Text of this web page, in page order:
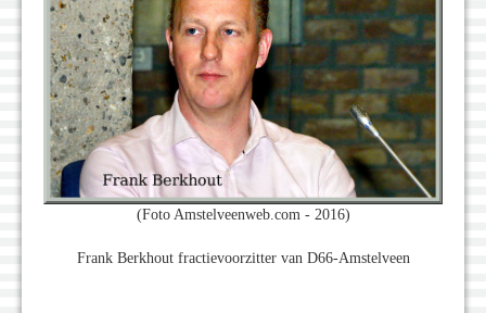
(Foto Amstelveenweb.com - 2016)
Frank Berkhout fractievoorzitter van D66-Amstelveen